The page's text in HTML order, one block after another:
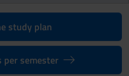
study plan
per semester